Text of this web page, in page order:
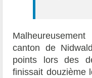
canton de
points lors des
finissait douzième